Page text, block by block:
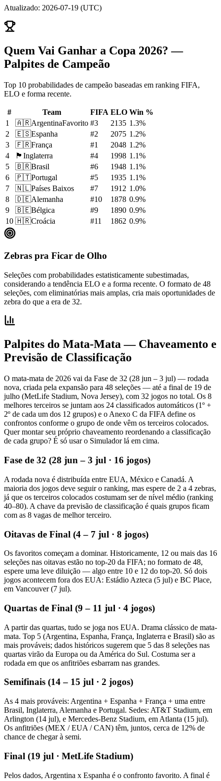
Atualizado: 2026-07-19 (UTC)
Quem Vai Ganhar a Copa 2026? —
Palpites de Campeão
Top 10 probabilidades de campeão baseadas em ranking FIFA,
ELO e forma recente.
# Team FIFA ELO Win %
1
🇦🇷ArgentinaFavorito #3 2135 1.3%
2
🇪🇸Espanha #2 2075 1.2%
3
🇫🇷França #1 2048 1.2%
4
🏴󠁧󠁢󠁥󠁮󠁧󠁿 Inglaterra #4 1998 1.1%
5
🇧🇷Brasil #6 1948 1.1%
6
🇵🇹Portugal #5 1935 1.1%
7
🇳🇱Países Baixos #7 1912 1.0%
8
🇩🇪Alemanha #10 1878 0.9%
9
🇧🇪Bélgica #9 1890 0.9%
10 🇭🇷Croácia #11 1862 0.9%
Zebras pra Ficar de Olho
Seleções com probabilidades estatisticamente subestimadas,
considerando a tendência ELO e a forma recente. O formato de 48
seleções, com eliminatórias mais amplas, cria mais oportunidades de
zebra do que a era de 32.
Palpites do Mata-Mata — Chaveamento e
Previsão de Classificação
O mata-mata de 2026 vai da Fase de 32 (28 jun – 3 jul) — rodada
nova, criada pela expansão para 48 seleções — até a final de 19 de
julho (MetLife Stadium, Nova Jersey), com 32 jogos no total. Os 8
melhores terceiros se juntam aos 24 classificados automáticos (1º +
2º de cada um dos 12 grupos) e o Anexo C da FIFA define os
confrontos conforme o grupo de onde vêm os terceiros colocados.
Quer montar seu próprio chaveamento reordenando a classificação
de cada grupo? É só usar o Simulador lá em cima.
Fase de 32 (28 jun – 3 jul · 16 jogos)
A rodada nova é distribuída entre EUA, México e Canadá. A
maioria dos jogos deve seguir o ranking, mas espere de 2 a 4 zebras,
já que os terceiros colocados costumam ser de nível médio (ranking
40–80). A chave da previsão de classificação é quais grupos ficam
com as 8 vagas de melhor terceiro.
Oitavas de Final (4 – 7 jul · 8 jogos)
Os favoritos começam a dominar. Historicamente, 12 ou mais das 16
seleções nas oitavas estão no top-20 da FIFA; no formato de 48,
espere uma leve diluição — algo entre 10 e 12 do top-20. Só dois
jogos acontecem fora dos EUA: Estádio Azteca (5 jul) e BC Place,
em Vancouver (7 jul).
Quartas de Final (9 – 11 jul · 4 jogos)
A partir das quartas, tudo se joga nos EUA. Drama clássico de mata-
mata. Top 5 (Argentina, Espanha, França, Inglaterra e Brasil) são as
mais prováveis; dados históricos sugerem que 5 das 8 seleções nas
quartas virão da Europa ou da América do Sul. Costuma ser a
rodada em que os anfitriões esbarram nas grandes.
Semifinais (14 – 15 jul · 2 jogos)
As 4 mais prováveis: Argentina + Espanha + França + uma entre
Brasil, Inglaterra, Alemanha e Portugal. Sedes: AT&T Stadium, em
Arlington (14 jul), e Mercedes-Benz Stadium, em Atlanta (15 jul).
Os anfitriões (MEX / EUA / CAN) têm, juntos, cerca de 12% de
chance de chegar à semi.
Final (19 jul · MetLife Stadium)
Pelos dados, Argentina x Espanha é o confronto favorito. A final é